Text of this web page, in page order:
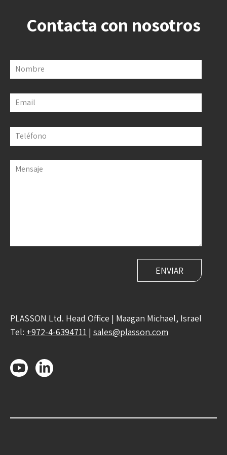
Contacta con nosotros
Nombre
Email
Teléfono
Mensaje
PLASSON Ltd. Head Office | Maagan Michael, Israel
Tel: +972-4-6394711 | sales@plasson.com